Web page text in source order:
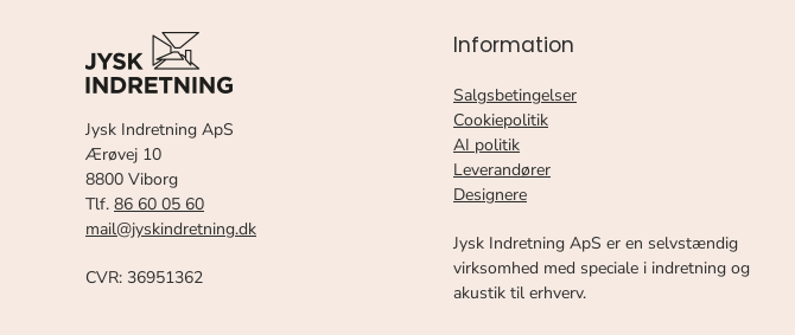
Jysk Indretning ApS
Ærøvej 10
8800 Viborg
Tlf. 86 60 05 60
mail@jyskindretning.dk
CVR: 36951362
Information
Salgsbetingelser
Cookiepolitik
AI politik
Leverandører
Designere
Jysk Indretning ApS er en selvstændig
virksomhed med speciale i indretning og
akustik til erhverv.